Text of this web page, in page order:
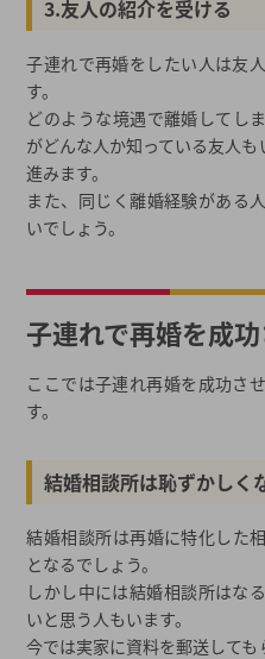
3.友人の紹介を受ける
子連れで再婚をしたい人は友
す。
どのような境遇で離婚してし
がどんな人か知っている友人
進みます。
また、同じく離婚経験がある
いでしょう。
子連れで再婚を成
ここでは子連れ再婚を成功さ
す。
結婚相談所は恥ずかしく
結婚相談所は再婚に特化した
となるでしょう。
しかし中には結婚相談所はな
いと思う人もいます。
今では実家に資料を郵送して